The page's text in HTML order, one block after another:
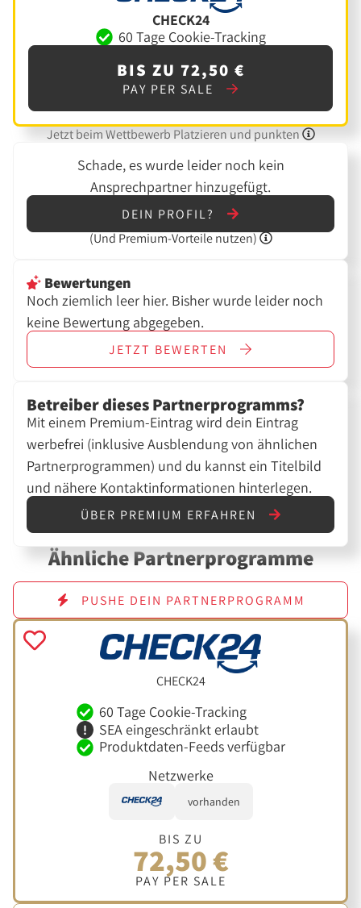
CHECK24
60 Tage Cookie-Tracking
BIS ZU 72,50 €
PAY PER SALE
Jetzt beim Wettbewerb Platzieren und punkten
Schade, es wurde leider noch kein
Ansprechpartner hinzugefügt.
DEIN PROFIL?
(Und Premium-Vorteile nutzen)
Bewertungen
Noch ziemlich leer hier. Bisher wurde leider noch
keine Bewertung abgegeben.
JETZT BEWERTEN
Betreiber dieses Partnerprogramms?
Mit einem Premium-Eintrag wird dein Eintrag
werbefrei (inklusive Ausblendung von ähnlichen
Partnerprogrammen) und du kannst ein Titelbild
und nähere Kontaktinformationen hinterlegen.
ÜBER PREMIUM ERFAHREN
Ähnliche Partnerprogramme
PUSHE DEIN PARTNERPROGRAMM
CHECK24
60 Tage Cookie-Tracking
SEA eingeschränkt erlaubt
Produktdaten-Feeds verfügbar
Netzwerke
vorhanden
BIS ZU
72,50 €
PAY PER SALE